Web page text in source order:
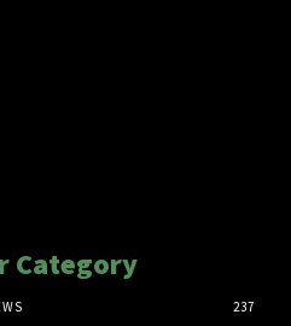
Category
237